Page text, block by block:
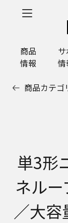
商品
情報
情
商品カテゴ
単3形
ネル
／大